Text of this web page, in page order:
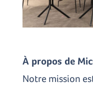
À propos de
Notre mission